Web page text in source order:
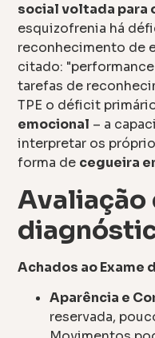
social voltada para
esquizofrenia há
reconhecimento de
citado:
tarefas de
TPE o déficit
emocional – a
interpretar os
forma de cegueira
Avaliação
Achados ao Exame
Aparência e
reservada,